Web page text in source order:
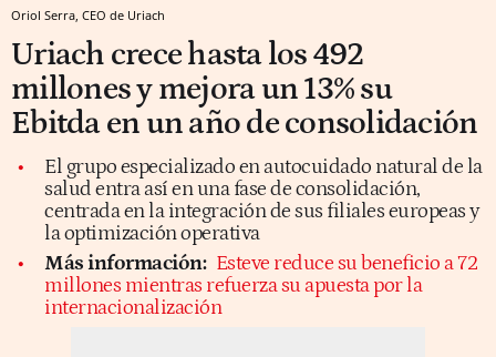
Oriol Serra, CEO de Uriach
Uriach crece hasta los 492
millones y mejora un 13% su
Ebitda en un año de consolidación
El grupo especializado en autocuidado natural de la
salud entra así en una fase de consolidación,
centrada en la integración de sus filiales europeas y
la optimización operativa
Más información: Esteve reduce su beneficio a 72
millones mientras refuerza su apuesta por la
internacionalización